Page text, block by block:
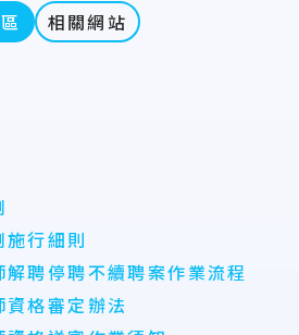
相關網站
行細則
聘停聘不續聘案作業流程
格審定辦法